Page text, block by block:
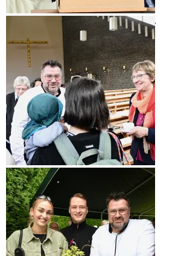
Erinnerungen aus dem Gemeindeleben,
vorgetragen von Reinold Müller.
Grußwort von Pastorin Gabriela
Glombik von der Evangelischen
Kirchengemeinde Reinfeld